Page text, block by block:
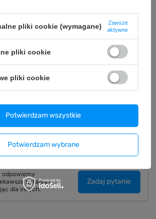
odpowiemy
pytania i
dla innych.
Zadaj pytanie
pliki cookie (wymagane)
Zawsze
aktywne
pliki cookie
pliki cookie
Potwierdzam wybrane
Potwierdzam wszystkie